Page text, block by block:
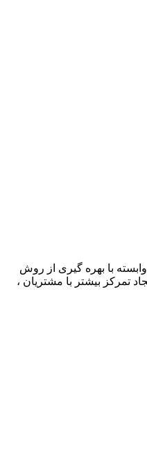
با بهره گیری از روش
تمرکز بیشتر با مشتریان ،